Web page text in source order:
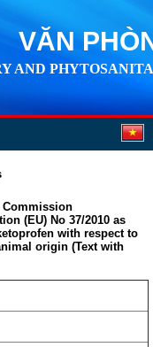
VĂN
AND
Commission
(EU) No 37/2010 as
with respect to
origin (Text with